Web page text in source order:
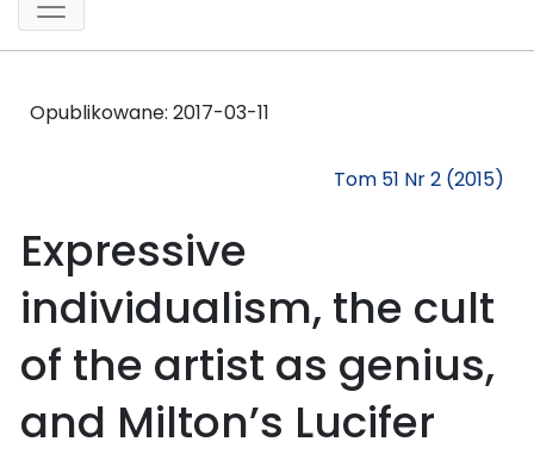
Opublikowane: 2017-03-11
Tom 51 Nr 2 (2015)
Expressive
individualism, the cult
of the artist as genius,
and Milton’s Lucifer